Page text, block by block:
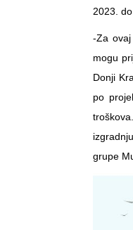
2023.
-Za
mogu
Donji
po
grupe